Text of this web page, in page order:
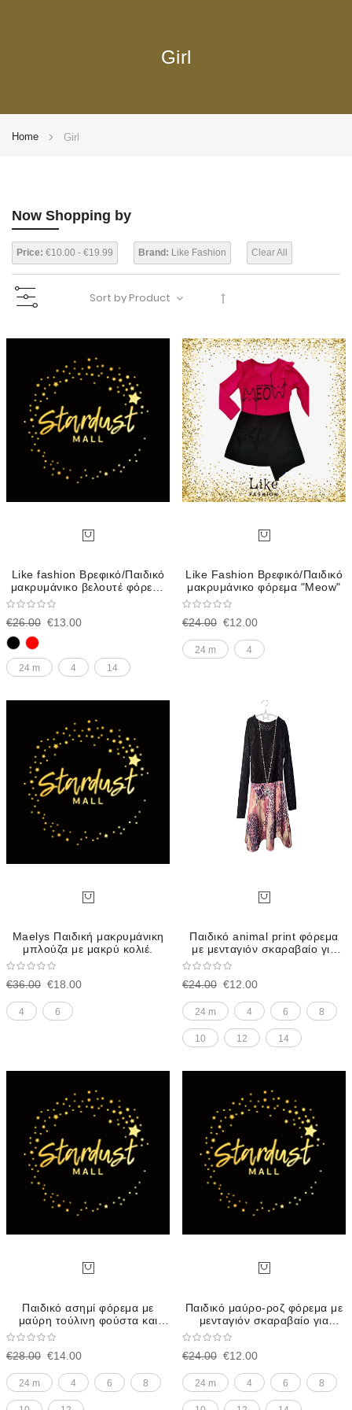
Girl
Home Girl
Now Shopping by
Price: €10.00 - €19.99 Brand: Like Fashion Clear All
Descending
Direction
Like fashion Βρεφικό/Παιδικό
μακρυμάνικο βελουτέ φόρεμα
€13.00
€26.00
24 m 4 14
Like Fashion Βρεφικό/Παιδικό
μακρυμάνικο φόρεμα "Meow"
€12.00
€24.00
24 m 4
Maelys Παιδική μακρυμάνικη
μπλούζα με μακρύ κολιέ.
€18.00
€36.00
4 6
Παιδικό animal print φόρεμα
με μενταγιόν σκαραβαίο για
€12.00
€24.00
24 m 4 6 8
10 12 14
Παιδικό ασημί φόρεμα με
μαύρη τούλινη φούστα και
€14.00
€28.00
24 m 4 6 8
Παιδικό μαύρο-ροζ φόρεμα με
μενταγιόν σκαραβαίο για
€12.00
€24.00
24 m 4 6 8